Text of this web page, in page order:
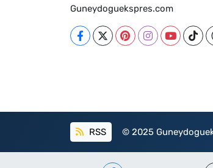
Guneydoguekspres.com
RSS © 2025